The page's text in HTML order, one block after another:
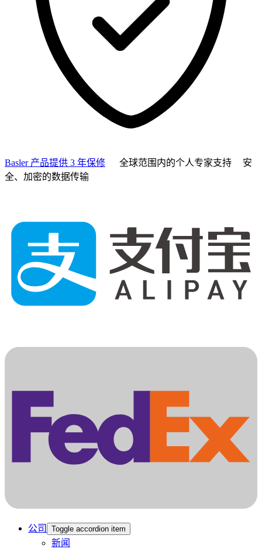
Basler 产品提供 3 年保修 全球范围内的个人专家支持
安
全、加密的数据传输
公司 Toggle accordion item
新闻